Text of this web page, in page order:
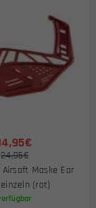
24,95€
Maske Ear
(rot)